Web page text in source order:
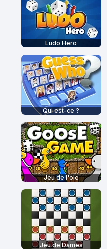
Ludo Hero
Qui est-ce ?
Jeu de l'oie
Jeu de Dames